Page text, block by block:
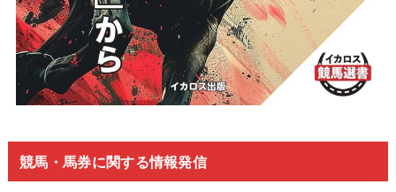
競馬・馬券に関する情報発信